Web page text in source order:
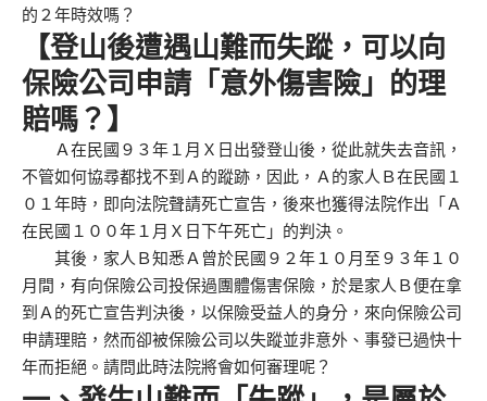
的２年時效嗎？
【登山後遭遇山難而失蹤，可以向
保險公司申請「意外傷害險」的理
賠嗎？】
Ａ在民國９３年１月Ｘ日出發登山後，從此就失去音訊，
不管如何協尋都找不到Ａ的蹤跡，因此，Ａ的家人Ｂ在民國１
０１年時，即向法院聲請死亡宣告，後來也獲得法院作出「Ａ
在民國１００年１月Ｘ日下午死亡」的判決。
其後，家人Ｂ知悉Ａ曾於民國９２年１０月至９３年１０
月間，有向保險公司投保過團體傷害保險，於是家人Ｂ便在拿
到Ａ的死亡宣告判決後，以保險受益人的身分，來向保險公司
申請理賠，然而卻被保險公司以失蹤並非意外、事發已過快十
年而拒絕。請問此時法院將會如何審理呢？